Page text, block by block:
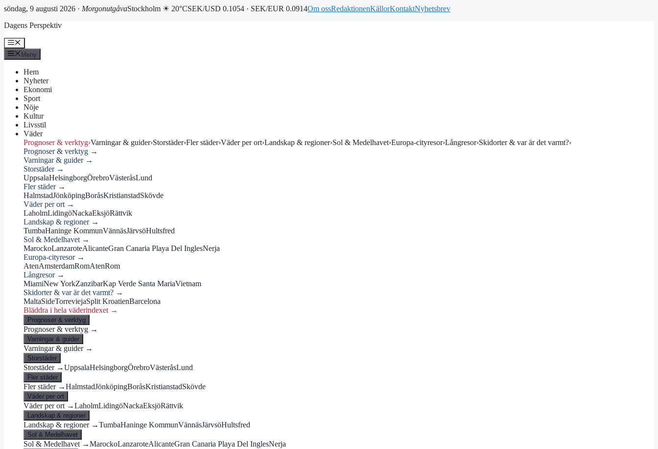
söndag, 9 augusti 2026 · MorgonutgåvaStockholm ☀ 20°CSEK/USD 0.1054 · SEK/EUR 0.0914Om ossRedaktionenKällorKontaktNyhetsbrev
till
Dagens Perspektiv
Meny
Meny
Hem
Nyheter
Ekonomi
Sport
Nöje
Kultur
Livsstil
Väder
Prognoser & verktyg›Varningar & guider›Storstäder›Fler städer›Väder per ort›Landskap & regioner›Sol & Medelhavet›Europa-cityresor›Långresor›Skidorter & var är det varmt?›
Prognoser & verktyg →
Varningar & guider →
Storstäder →
UppsalaHelsingborgÖrebroVästeråsLund
Fler städer →
HalmstadJönköpingBoråsKristianstadSkövde
Väder per ort →
LaholmLidingöNackaEksjöRättvik
Landskap & regioner →
TumbaHaninge KommunVännäsJärvsöHultsfred
Sol & Medelhavet →
MarockoLanzaroteAlicanteGran Canaria Playa Del InglesNerja
Europa-cityresor →
AtenAmsterdamRomAtenRom
Långresor →
MiamiNew YorkZanzibarKap Verde Santa MariaVietnam
Skidorter & var är det varmt? →
MaltaSideTorreviejaSplit KroatienBarcelona
Bläddra i hela väderindexet →
Prognoser & verktyg
Prognoser & verktyg →
Varningar & guider
Varningar & guider →
Storstäder
Storstäder →UppsalaHelsingborgÖrebroVästeråsLund
Fler städer
Fler städer →HalmstadJönköpingBoråsKristianstadSkövde
Väder per ort
Väder per ort →LaholmLidingöNackaEksjöRättvik
Landskap & regioner
Landskap & regioner →TumbaHaninge KommunVännäsJärvsöHultsfred
Sol & Medelhavet
Sol & Medelhavet →MarockoLanzaroteAlicanteGran Canaria Playa Del InglesNerja